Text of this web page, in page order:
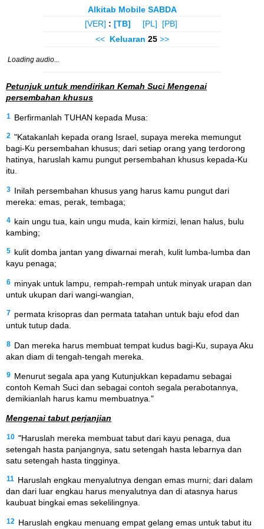
Alkitab Mobile SABDA
[VER] : [TB] [PL]
[PB]
<< Keluaran 25 >>
Loading audio...
Petunjuk untuk mendirikan Kemah Suci Mengenai
persembahan khusus
1 Berfirmanlah TUHAN kepada Musa:
2 "Katakanlah kepada orang Israel, supaya mereka memungut
bagi-Ku persembahan khusus; dari setiap orang yang terdorong
hatinya, haruslah kamu pungut persembahan khusus kepada-Ku
itu.
3 Inilah persembahan khusus yang harus kamu pungut dari
mereka: emas, perak, tembaga;
4 kain ungu tua, kain ungu muda, kain kirmizi, lenan halus, bulu
kambing;
5 kulit domba jantan yang diwarnai merah, kulit lumba-lumba dan
kayu penaga;
6 minyak untuk lampu, rempah-rempah untuk minyak urapan dan
untuk ukupan dari wangi-wangian,
7 permata krisopras dan permata tatahan untuk baju efod dan
untuk tutup dada.
8 Dan mereka harus membuat tempat kudus bagi-Ku, supaya Aku
akan diam di tengah-tengah mereka.
9 Menurut segala apa yang Kutunjukkan kepadamu sebagai
contoh Kemah Suci dan sebagai contoh segala perabotannya,
demikianlah harus kamu membuatnya."
Mengenai tabut perjanjian
10 "Haruslah mereka membuat tabut dari kayu penaga, dua
setengah hasta panjangnya, satu setengah hasta lebarnya dan
satu setengah hasta tingginya.
11
Haruslah engkau menyalutnya dengan emas murni; dari dalam
dan dari luar engkau harus menyalutnya dan di atasnya harus
kaubuat bingkai emas sekelilingnya.
12
Haruslah engkau menuang empat gelang emas untuk tabut itu